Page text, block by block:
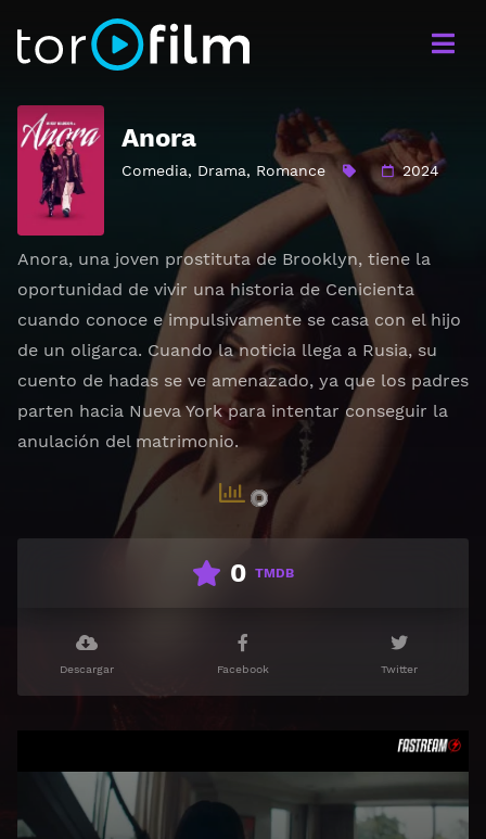
Anora
Comedia, Drama, Romance 2024
Anora, una joven prostituta de Brooklyn, tiene la
oportunidad de vivir una historia de Cenicienta
cuando conoce e impulsivamente se casa con el hijo
de un oligarca. Cuando la noticia llega a Rusia, su
cuento de hadas se ve amenazado, ya que los padres
parten hacia Nueva York para intentar conseguir la
anulación del matrimonio.
0 TMDB
Descargar Facebook Twitter